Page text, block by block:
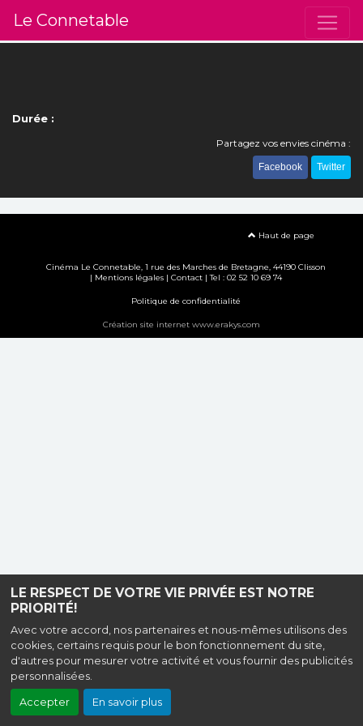
LE RESPECT DE VOTRE VIE PRIVÉE EST NOTRE
PRIORITÉ!
Avec votre accord, nos partenaires et nous-mêmes utilisons des
cookies, certains requis pour le bon fonctionnement du site,
d'autres pour mesurer votre activité et vous fournir des publicités
personnalisées.
Accepter En savoir plus
Le Connetable
Durée :
Partagez vos envies cinéma :
Facebook Twitter
Haut de page
Cinéma Le Connetable, 1 rue des Marches de Bretagne, 44190 Clisson
| Mentions légales| Contact| Tel : 02 52 10 69 74
Politique de confidentialité
Création site internet www.erakys.com